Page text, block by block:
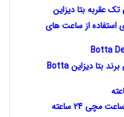
تکعقربه بتا دیزاین
از ساعت های
Botta
بتا دیزاینBotta
مچی 24 ساعته